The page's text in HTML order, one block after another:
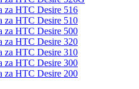
za HTC Desire 516
za HTC Desire 510
za HTC Desire 500
za HTC Desire 320
za HTC Desire 310
za HTC Desire 300
za HTC Desire 200